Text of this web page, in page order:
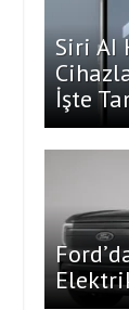
Siri AI
İşte